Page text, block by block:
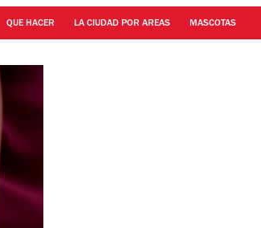
QUE HACER LA CIUDAD POR AREAS MASCOTAS